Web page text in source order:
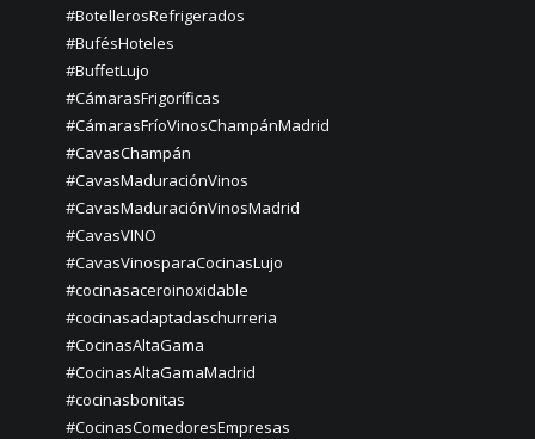
#BotellerosRefrigerados
#BufésHoteles
#BuffetLujo
#CámarasFrigoríficas
#CámarasFríoVinosChampánMadrid
#CavasChampán
#CavasMaduraciónVinos
#CavasMaduraciónVinosMadrid
#CavasVINO
#CavasVinosparaCocinasLujo
#cocinasaceroinoxidable
#cocinasadaptadaschurreria
#CocinasAltaGama
#CocinasAltaGamaMadrid
#cocinasbonitas
#CocinasComedoresEmpresas